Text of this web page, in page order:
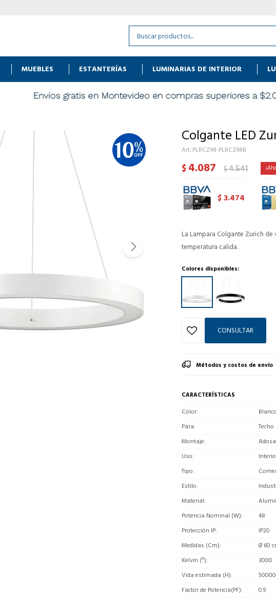
MUEBLES ESTANTERÍAS LUMINARIAS DE INTERIOR
Colgante LED
PLRCZ48-PLRCZ48B
$4.087 $4.541
$3.474
La Lampara Colgante Zurich
temperatura calida.
Colores disponibles:
CONSULTAR
Métodos y costos de envío
CARACTERÍSTICAS
Color
Blanco
Para
Techo
Montaje
Uso
Tipo
Estilo
Material
Potencia Nominal (W)
48
Protección IP
IP20
Medidas (Cm)
Ø 60
Kelvin (º)
3000
Vida estimada (H)
50000
Factor de Potencia(PF)
0.9